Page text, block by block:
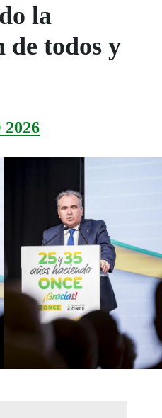
la
de todos y
2026